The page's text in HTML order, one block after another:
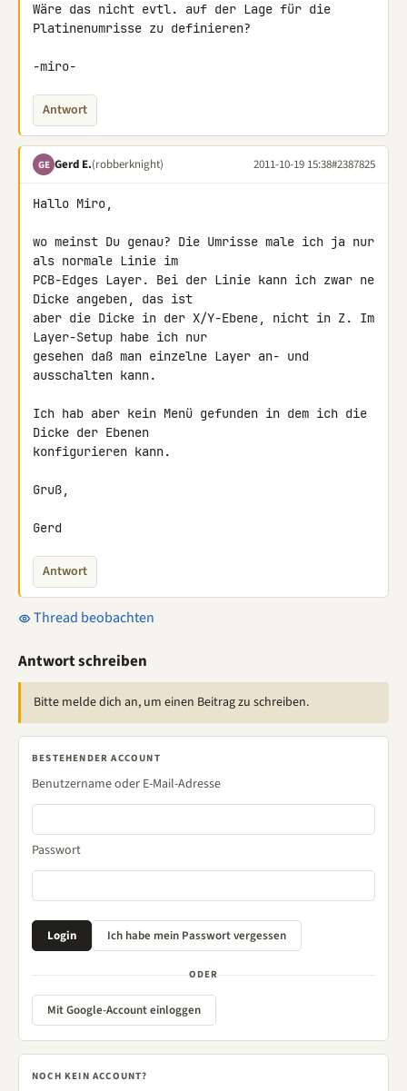
Wäre das nicht evtl. auf der Lage für die
Platinenumrisse zu definieren?
-miro-
Antwort
GE Gerd E.(robberknight) 2011-10-19 15:38#2387825
Hallo Miro,
wo meinst Du genau? Die Umrisse male ich ja nur
als normale Linie im
PCB-Edges Layer. Bei der Linie kann ich zwar ne
Dicke angeben, das ist
aber die Dicke in der X/Y-Ebene, nicht in Z. Im
Layer-Setup habe ich nur
gesehen daß man einzelne Layer an- und
ausschalten kann.
Ich hab aber kein Menü gefunden in dem ich die
Dicke der Ebenen
konfigurieren kann.
Gruß,
Gerd
Antwort
Thread beobachten
Antwort schreiben
Bitte melde dich an, um einen Beitrag zu schreiben.
BESTEHENDER ACCOUNT
Benutzername oder E-Mail-Adresse
Passwort
ODER
Mit Google-Account einloggen
NOCH KEIN ACCOUNT?